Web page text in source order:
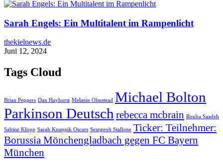
Sarah Engels: Ein Multitalent im Rampenlicht
thekielnews.de
Juni 12, 2024
Tags Cloud
Brian Peppers Dan Hayhurst Melanie Olmstead Michael Bolton
Parkinson Deutsch rebecca mcbrain Rouba Saadeh
Sabine Klopp Sarah Knappik Oscars Seargeoh Stallone Ticker: Teilnehmer:
Borussia Mönchengladbach gegen FC Bayern
München